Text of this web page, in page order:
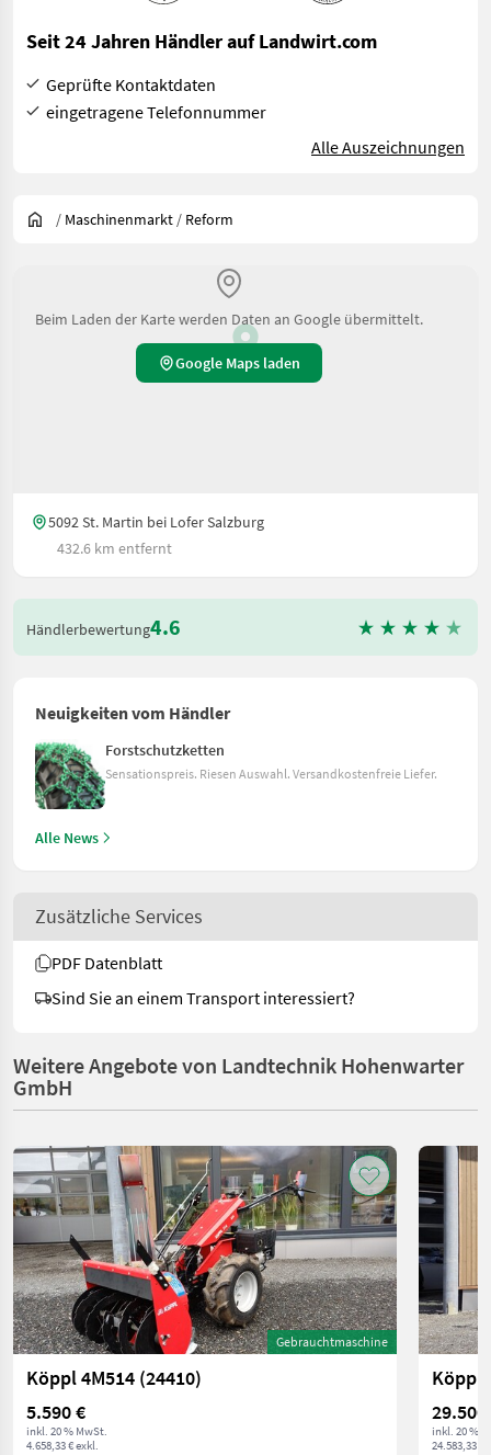
Seit 24 Jahren Händler auf Landwirt.com
Geprüfte Kontaktdaten
eingetragene Telefonnummer
Alle Auszeichnungen
/ Maschinenmarkt / Reform
Beim Laden der Karte werden Daten an Google übermittelt.
Google Maps laden
5092 St. Martin bei Lofer Salzburg
432.6 km entfernt
Händlerbewertung4.6
Neuigkeiten vom Händler
Forstschutzketten
Sensationspreis. Riesen Auswahl. Versandkostenfreie Liefer.
Alle News
Zusätzliche Services
PDF Datenblatt
Sind Sie an einem Transport interessiert?
Weitere Angebote von Landtechnik Hohenwarter
GmbH
Gebrauchtmaschine
Köppl 4M514 (24410)
5.590 €
inkl. 20 % MwSt.
4.658,33 € exkl.
Köppl
29.500
inkl. 20 %
24.583,33 €